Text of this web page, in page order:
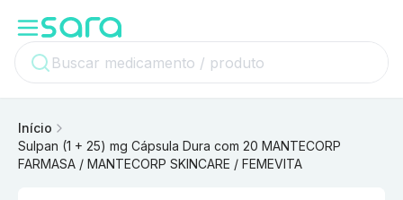
Início
Sulpan (1 + 25) mg Cápsula Dura com 20 MANTECORP
FARMASA / MANTECORP SKINCARE / FEMEVITA